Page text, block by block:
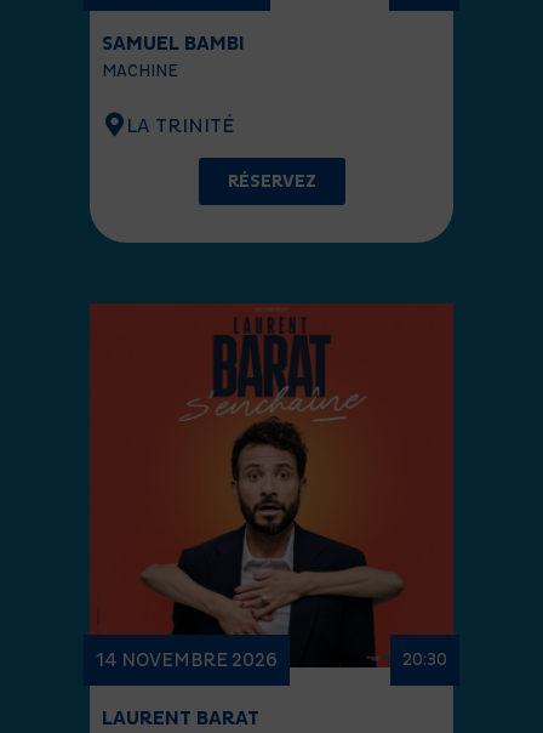
SAMUEL BAMBI
MACHINE
LA TRINITÉ
RÉSERVEZ
14 NOVEMBRE 2026 20:30
LAURENT BARAT